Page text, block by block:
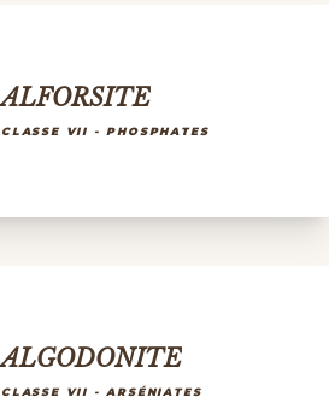
ALFORSITE
CLASSE VII - PHOSPHATES
ALGODONITE
CLASSE VII - ARSÉNIATES